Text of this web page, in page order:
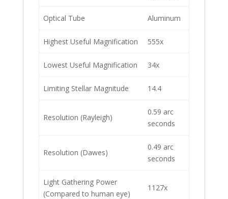
Optical Tube Aluminum
Highest Useful Magnification 555x
Lowest Useful Magnification 34x
Limiting Stellar Magnitude 14.4
Resolution (Rayleigh)
0.59 arc
seconds
Resolution (Dawes)
0.49 arc
seconds
Light Gathering Power
(Compared to human eye)
1127x